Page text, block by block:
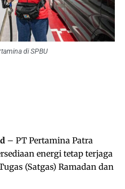
di SPBU
– PT Pertamina Patra
energi tetap terjaga
(Satgas) Ramadan dan